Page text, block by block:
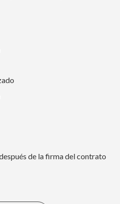
de la firma del contrato